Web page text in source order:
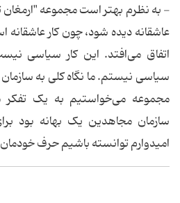
- به نظرم بهتر است مجموعه "ارمغان
عاشقانه دیده شود، چون کار
اتفاق می‌افتد. این کار سیاسی
سیاسی نیستم. ما نگاه کلی به
مجموعه می‌خواستیم به یک تفکر
سازمان مجاهدین یک بهانه بود
امیدوارم توانسته باشیم حرف خودمان